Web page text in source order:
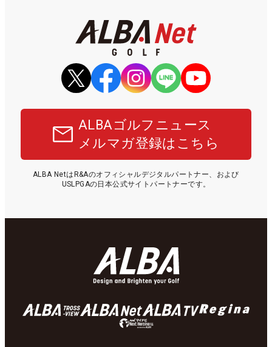
ALBAゴルフニュース
メルマガ登録はこちら
ALBA NetはR&Aのオフィシャルデジタルパートナー、および
USLPGAの日本公式サイトパートナーです。